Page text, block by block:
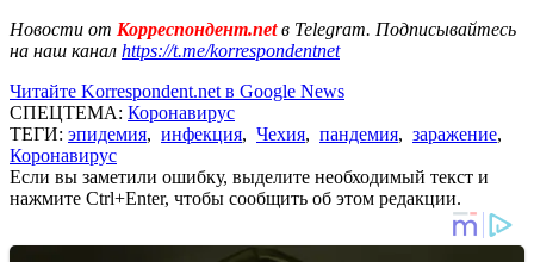
Новости от Корреспондент.netв Telegram. Подписывайтесь
на наш канал https://t.me/korrespondentnet
Читайте Korrespondent.net в Google News
СПЕЦТЕМА: Коронавирус
ТЕГИ: эпидемия, инфекция, Чехия, пандемия, заражение,
Коронавирус
Если вы заметили ошибку, выделите необходимый текст и
нажмите Ctrl+Enter, чтобы сообщить об этом редакции.